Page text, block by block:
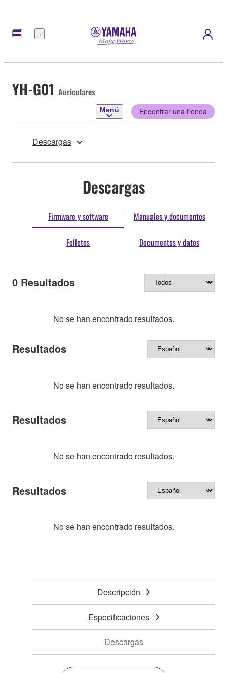
Menú
YH-G01 Auriculares
Menú Encontrar una tienda
Descargas
Descargas
Firmware y software Manuales y documentos
Folletos Documentos y datos
0 Resultados
No se han encontrado resultados.
Resultados
No se han encontrado resultados.
Resultados
No se han encontrado resultados.
Resultados
No se han encontrado resultados.
Descripción
Especificaciones
Descargas